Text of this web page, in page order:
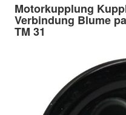
Motorkupplung
Verbindung Blume
TM 31